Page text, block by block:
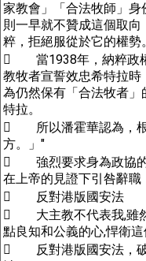
家教會」「合法牧師」
則一早就不贊成這個取
粹，拒絕服從於它的權勢。
 當1938年，納粹政權
教牧者宣誓效忠希特拉
為仍然保有「合法牧者
特拉。
 所以潘霍華認為，根
方。」"
 強烈要求身為政協的
在上帝的見證下引咎辭職
 反對港版國安法
 大主教不代表我,雖然
點良知和公義的心,悍衛
 反對港版國安法，破